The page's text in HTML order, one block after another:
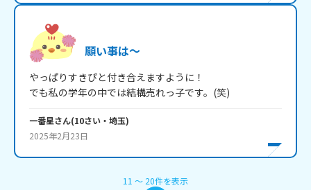
願い事は～
やっぱりすきぴと付き合えますように！
でも私の学年の中では結構売れっ子です。(笑)
一番星さん(10さい・ 埼玉)
2025年2月23日
11 〜 20件を表示